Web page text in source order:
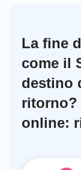
La fine
come il
destino
ritorno?
online: